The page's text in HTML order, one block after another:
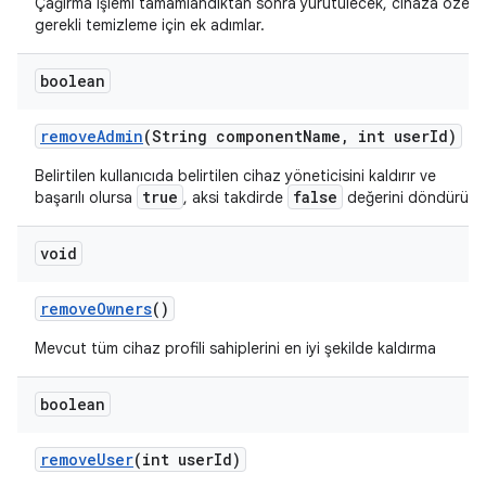
gerekli temizleme için ek adımlar.
boolean
removeAdmin(String componentName , int userId)
Belirtilen kullanıcıda belirtilen cihaz yöneticisini kaldırır ve
başarılı olursa
true , aksi takdirde false değerini döndürür.
void
removeOwners()
Mevcut tüm cihaz profili sahiplerini en iyi şekilde kaldırma
boolean
removeUser(int userId)